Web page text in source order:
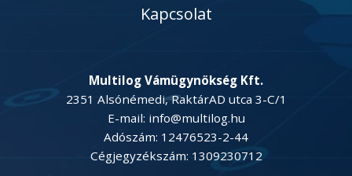
Multilog Vámügynökség Kft.
2351 Alsónémedi, RaktárAD utca 3-C/1
E-mail: info@multilog.hu
Adószám: 12476523-2-44
Cégjegyzékszám: 1309230712
Kapcsolat